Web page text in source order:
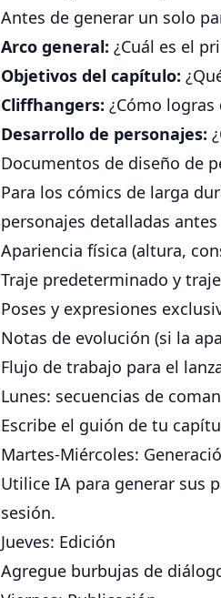
Antes de generar un solo
Arco general: ¿Cuál es el
Objetivos del capítulo:
Cliffhangers: ¿Cómo
Desarrollo de personajes:
Documentos de diseño de
Para los cómics de larga
personajes detalladas
Apariencia física (altura,
Traje predeterminado y
Poses y expresiones
Notas de evolución (si la
Flujo de trabajo para el
Lunes: secuencias de
Escribe el guión de tu
Martes-Miércoles:
Utilice IA para generar sus
sesión.
Jueves: Edición
Agregue burbujas de